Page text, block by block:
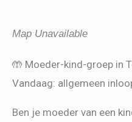
Map Unavailable
🤲 Moeder-kind-groep in
Vandaag: allgemeen
Ben je moeder van een